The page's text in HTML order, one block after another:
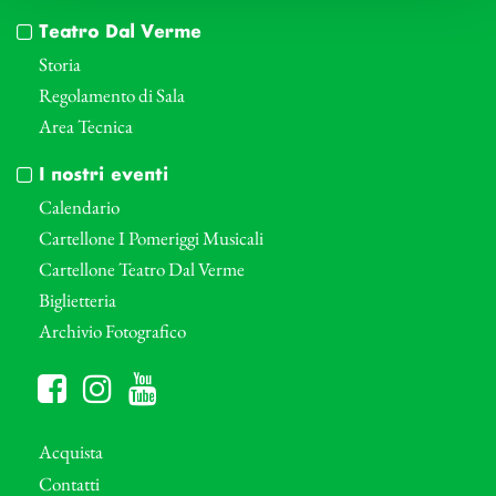
Teatro Dal Verme
Storia
Regolamento di Sala
Area Tecnica
I nostri eventi
Calendario
Cartellone I Pomeriggi Musicali
Cartellone Teatro Dal Verme
Biglietteria
Archivio Fotografico
Acquista
Contatti